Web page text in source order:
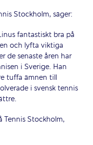
Stockholm, säger:
fantastiskt bra på
och lyfta viktiga
de senaste åren har
i Sverige. Han
tuffa ämnen till
i svensk tennis
Tennis Stockholm,